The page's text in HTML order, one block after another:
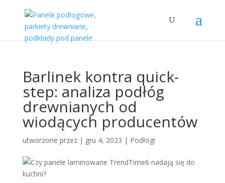
Barlinek kontra quick-
step: analiza podłóg
drewnianych od
wiodących producentów
utworzone przez | gru 4, 2023 | Podłogi